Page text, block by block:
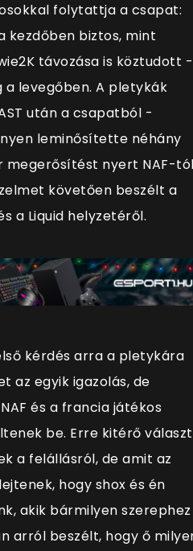
folytattja a csapat:
kezdőben biztos, mint
távozása is köztudott -
a levegőben. A pletykák
után a csapatból -
leminősítette néhány
megerősítést nyert NAF-
követően beszélt a
a Liquid helyzetéről.
kérdés arra a pletykára
az egyik igazolás, de
és a francia játékos
be. Erre kitérő választ
a felállásról, de amit az
hogy shox és én
akik bármilyen szerephez
arról beszélt, hogy ő